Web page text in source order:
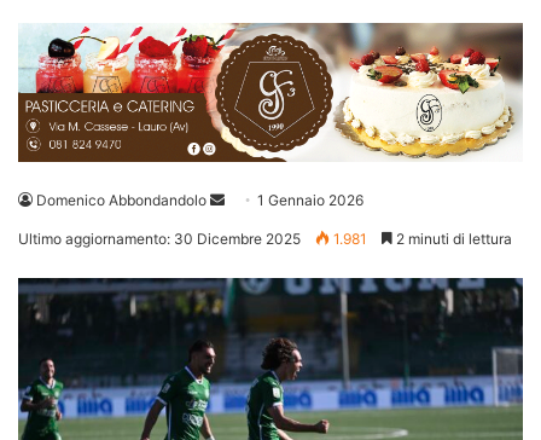
Domenico Abbondandolo
Invia 1 Gennaio 2026
Ultimo aggiornamento: 30 Dicembre 2025 1.981 2 minuti di lettura